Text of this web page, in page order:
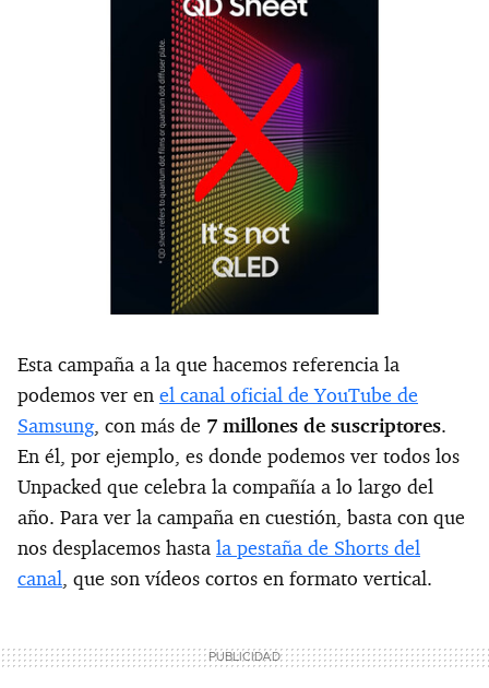
Esta campaña a la que hacemos referencia la
podemos ver en el canal oficial de YouTube de
Samsung, con más de 7 millones de suscriptores.
En él, por ejemplo, es donde podemos ver todos los
Unpacked que celebra la compañía a lo largo del
año. Para ver la campaña en cuestión, basta con que
nos desplacemos hasta la pestaña de Shorts del
canal, que son vídeos cortos en formato vertical.